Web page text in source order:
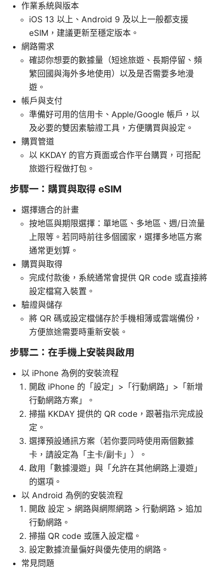
作業系統與版本
iOS 13 以上、Android 9 及以上一般都支援
eSIM，建議更新至穩定版本。
網路需求
確認你想要的數據量（短途旅遊、長期停留、頻
繁回國與海外多地使用）以及是否需要多地漫
遊。
帳戶與支付
準備好可用的信用卡、Apple/Google 帳戶，以
及必要的雙因素驗證工具，方便購買與設定。
購買管道
以 KKDAY 的官方頁面或合作平台購買，可搭配
旅遊行程做打包。
步驟一：購買與取得 eSIM
選擇適合的計畫
按地區與期限選擇：單地區、多地區、週/日流量
上限等。若同時前往多個國家，選擇多地區方案
通常更划算。
購買與取得
完成付款後，系統通常會提供 QR code 或直接將
設定檔寫入裝置。
驗證與儲存
將 QR 碼或設定檔儲存於手機相簿或雲端備份，
方便旅途需要時重新安裝。
步驟二：在手機上安裝與啟用
以 iPhone 為例的安裝流程
開啟 iPhone 的「設定」>「行動網路」>「新增
行動網路方案」。
掃描 KKDAY 提供的 QR code，跟著指示完成設
定。
選擇預設通訊方案（若你要同時使用兩個數據
卡，請設定為「主卡/副卡」）。
啟用「數據漫遊」與「允許在其他網路上漫遊」
的選項。
以 Android 為例的安裝流程
開啟 設定 > 網路與網際網路 > 行動網路 > 追加
行動網路。
掃描 QR code 或匯入設定檔。
設定數據流量偏好與優先使用的網路。
常見問題